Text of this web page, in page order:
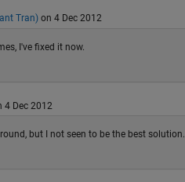
Tran)on 4 Dec 2012
I've fixed it now.
4 Dec 2012
round, but I not seen to be the best solution.